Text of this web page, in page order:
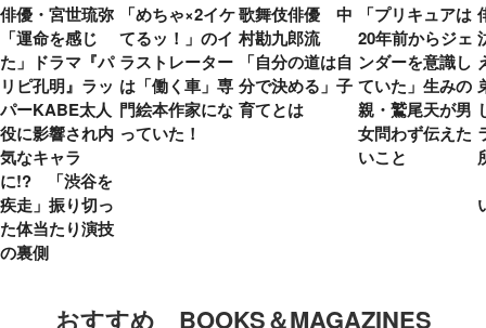
俳優・宮世琉弥
「運命を感じ
た」ドラマ『パ
リピ孔明』ラッ
パーKABE太人
役に影響され内
気なキャラ
に!? 「渋谷を
疾走」振り切っ
た体当たり演技
の裏側
「めちゃ×2イケ
てるッ！」のイ
ラストレーター
は「働く車」専
門絵本作家にな
っていた！
歌舞伎俳優 中
村勘九郎流
「自分の道は自
分で決める」子
育てとは
「プリキュアは
20年前からジェ
ンダーを意識し
ていた」生みの
親・鷲尾天が男
女問わず伝えた
いこと
おすすめ BOOKS＆MAGAZINES